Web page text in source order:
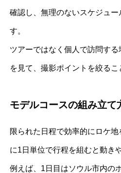
確認し、無理のないスケジュ
す。
ツアーではなく個人で訪問す
を見て、撮影ポイントを絞るこ
モデルコースの組み立て
限られた日程で効率的にロケ
に1日単位で行程を組むと動き
例えば、1日目はソウル市内の